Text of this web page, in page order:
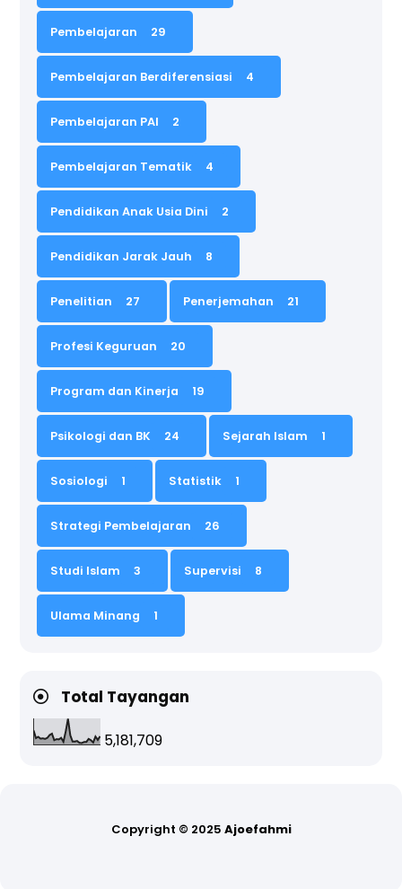
Pembelajaran 29
Pembelajaran Berdiferensiasi 4
Pembelajaran PAI 2
Pembelajaran Tematik 4
Pendidikan Anak Usia Dini 2
Pendidikan Jarak Jauh 8
Penelitian 27 Penerjemahan 21
Profesi Keguruan 20
Program dan Kinerja 19
Psikologi dan BK 24 Sejarah Islam 1
Sosiologi 1 Statistik 1
Strategi Pembelajaran 26
Studi Islam 3 Supervisi 8
Ulama Minang 1
Total Tayangan
5,181,709
Copyright © 2025 Ajoefahmi